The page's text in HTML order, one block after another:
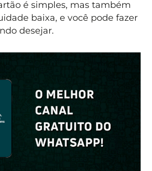
é simples, mas também
baixa, e você pode fazer
desejar.